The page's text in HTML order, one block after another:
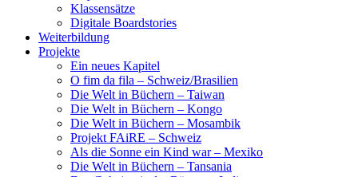
Klassensätze
Digitale Boardstories
Weiterbildung
Projekte
Ein neues Kapitel
O fim da fila – Schweiz/Brasilien
Die Welt in Büchern – Taiwan
Die Welt in Büchern – Kongo
Die Welt in Büchern – Mosambik
Projekt FAiRE – Schweiz
Als die Sonne ein Kind war – Mexiko
Die Welt in Büchern – Tansania